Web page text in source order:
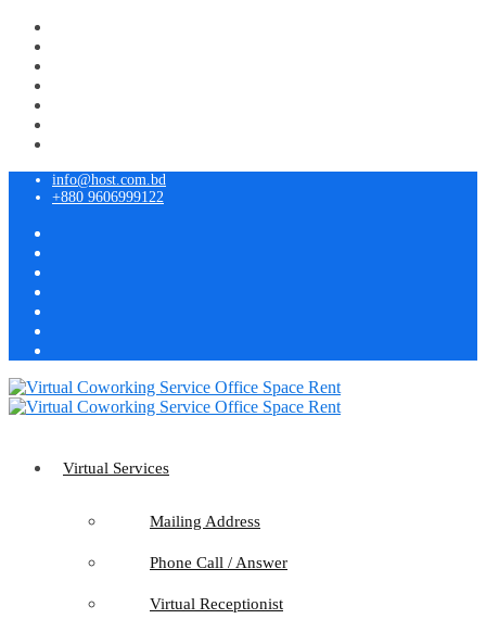
info@host.com.bd
+880 9606999122
Virtual Services
Mailing Address
Phone Call / Answer
Virtual Receptionist